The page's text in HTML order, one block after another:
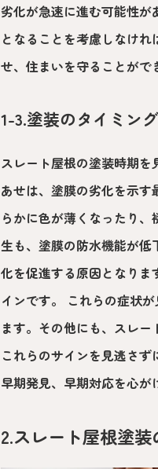
劣化が急速に進む可能性
となることを考慮しなけ
せ、住まいを守ることがで
1-3.塗装のタイミン
スレート屋根の塗装時期
あせは、塗膜の劣化を示
らかに色が薄くなったり
生も、塗膜の防水機能が
化を促進する原因となり
インです。 これらの症状
ます。その他にも、スレ
これらのサインを見逃さ
早期発見、早期対応を心が
2.スレート屋根塗